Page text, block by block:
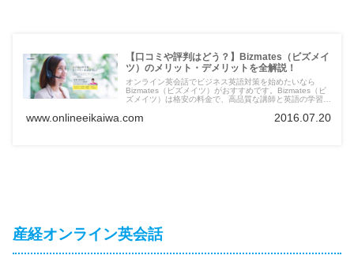
【口コミや評判はどう？】Bizmates（ビズメイ
ツ）のメリット・デメリットを全解説！
オンライン英会話でビジネス英語対策を始めたいなら
Bizmates（ビズメイツ）がおすすめです。Bizmates（ビ
ズメイツ）は格安の料金で、高品質な講師と英語の学習が
か、無料体験の前に目を通しておいてください。
www.onlineeikaiwa.com 2016.07.20
産経オンライン英会話